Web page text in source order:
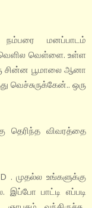
மனப்பாடம்
வெளில வெள்ளை. உள்ள
சின்ன பூமாலை ஆனா
வெச்சுருக்கேன்.. ஒரு
தெரிந்த விவரத்தை
. முதல்ல உங்களுக்கு
பாட்டி எப்படி